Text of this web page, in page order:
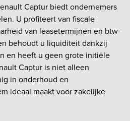
Captur biedt ondernemers
U profiteert van fiscale
van leasetermijnen en btw-
behoudt u liquiditeit dankzij
en heeft u geen grote initiële
Captur is niet alleen
in onderhoud en
ideaal maakt voor zakelijke